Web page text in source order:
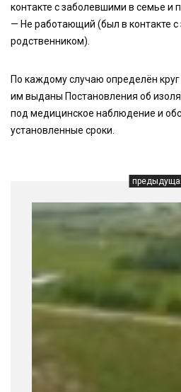
контакте с заболевшими в семье и
— Не работающий (был в контакте
родственником).
По каждому случаю определён
им выданы Постановления об
под медицинское наблюдение и
установленные сроки.